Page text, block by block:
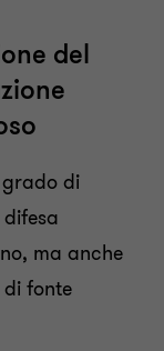
del
di
ma anche
fonte